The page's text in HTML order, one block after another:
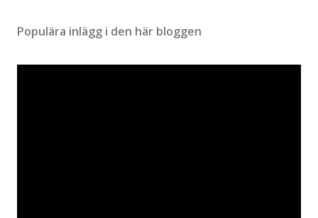
Populära inlägg i den här bloggen